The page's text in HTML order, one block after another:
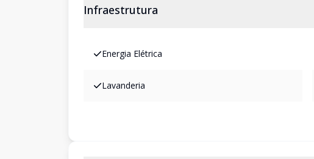
Infraestrutura
Energia Elétrica
Lavanderia